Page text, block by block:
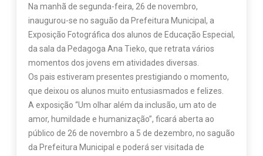
Na manhã de segunda-feira, 26 de novembro,
inaugurou-se no saguão da Prefeitura Municipal, a
Exposição Fotográfica dos alunos de Educação Especial,
da sala da Pedagoga Ana Tieko, que retrata vários
momentos dos jovens em atividades diversas.
Os pais estiveram presentes prestigiando o momento,
que deixou os alunos muito entusiasmados e felizes.
A exposição “Um olhar além da inclusão, um ato de
amor, humildade e humanização”, ficará aberta ao
público de 26 de novembro a 5 de dezembro, no saguão
da Prefeitura Municipal e poderá ser visitada de